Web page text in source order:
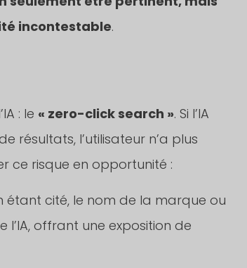
incontestable.
: le « zero-click search ». Si l’IA
l’utilisateur n’a plus
ce risque en opportunité :
étant cité, le nom de la marque ou
offrant une exposition de